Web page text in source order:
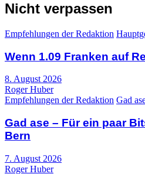
Nicht verpassen
Empfehlungen der Redaktion
Wenn 1.09 Franken auf
8. August 2026
Roger Huber
Empfehlungen der Redaktion Gad
Gad ase – Für ein paar
Bern
7. August 2026
Roger Huber